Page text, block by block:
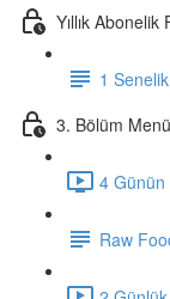
Yıllık Abonelik
1
3. Bölüm
4
Raw